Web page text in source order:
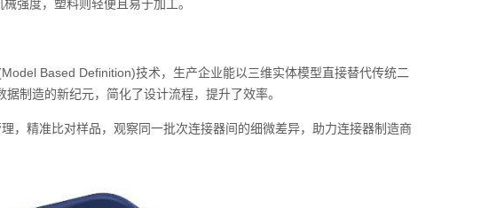
强度，塑料则轻便且易于加工。
Based Definition)技术，生产企业能以三维实体模型直接替代传统二
制造的新纪元，简化了设计流程，提升了效率。
精准比对样品，观察同一批次连接器间的细微差异，助力连接器制造商